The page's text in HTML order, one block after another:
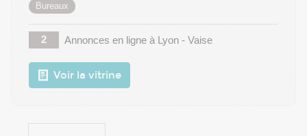
Bureaux
2 Annonces en ligneà Lyon - Vaise
Voir la vitrine